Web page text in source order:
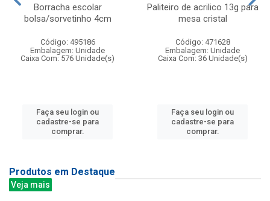
Borracha escolar
bolsa/sorvetinho 4cm
Código: 495186
Embalagem: Unidade
Caixa Com: 576 Unidade(s)
Faça seu login ou
cadastre-se para
comprar.
Paliteiro de acrilico 13g para
mesa cristal
Código: 471628
Embalagem: Unidade
Caixa Com: 36 Unidade(s)
Faça seu login ou
cadastre-se para
comprar.
Produtos em Destaque
Veja mais